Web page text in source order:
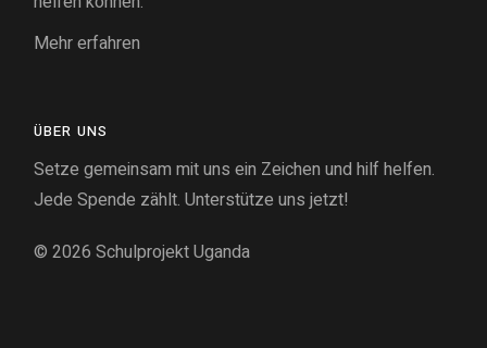
Mehr erfahren
ÜBER UNS
Setze gemeinsam mit uns ein Zeichen und hilf helfen.
Jede Spende zählt. Unterstütze uns jetzt!
© 2026Schulprojekt Uganda